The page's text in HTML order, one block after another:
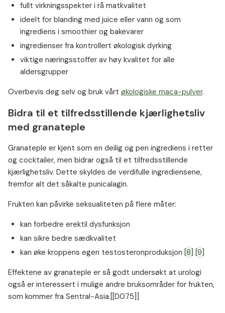
fullt virkningsspekter i rå matkvalitet
ideelt for blanding med juice eller vann og som
ingrediens i smoothier og bakevarer
ingredienser fra kontrollert økologisk dyrking
viktige næringsstoffer av høy kvalitet for alle
aldersgrupper
Overbevis deg selv og bruk vårt økologiske maca-pulver.
Bidra til et tilfredsstillende kjærlighetsliv
med granateple
Granateple er kjent som en deilig og pen ingrediens i retter
og cocktailer, men bidrar også til et tilfredsstillende
kjærlighetsliv. Dette skyldes de verdifulle ingrediensene,
fremfor alt det såkalte punicalagin.
Frukten kan påvirke seksualiteten på flere måter:
kan forbedre erektil dysfunksjon
kan sikre bedre sædkvalitet
kan øke kroppens egen testosteronproduksjon [8]
[9]
Effektene av granateple er så godt undersøkt at urologi
også er interessert i mulige andre bruksområder for frukten,
som kommer fra Sentral-Asia.[[D075]]